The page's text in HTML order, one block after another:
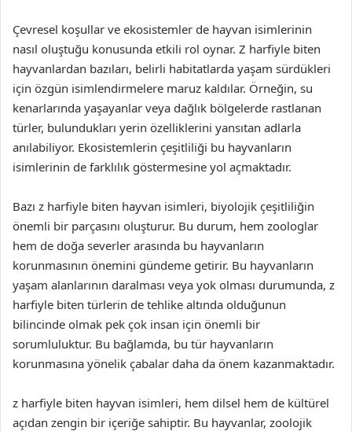
Çevresel koşullar ve ekosistemler de hayvan isimlerinin
nasıl oluştuğu konusunda etkili rol oynar. Z harfiyle biten
hayvanlardan bazıları, belirli habitatlarda yaşam sürdükleri
için özgün isimlendirmelere maruz kaldılar. Örneğin, su
kenarlarında yaşayanlar veya dağlık bölgelerde rastlanan
türler, bulundukları yerin özelliklerini yansıtan adlarla
anılabiliyor. Ekosistemlerin çeşitliliği bu hayvanların
isimlerinin de farklılık göstermesine yol açmaktadır.
Bazı z harfiyle biten hayvan isimleri, biyolojik çeşitliliğin
önemli bir parçasını oluşturur. Bu durum, hem zoologlar
hem de doğa severler arasında bu hayvanların
korunmasının önemini gündeme getirir. Bu hayvanların
yaşam alanlarının daralması veya yok olması durumunda, z
harfiyle biten türlerin de tehlike altında olduğunun
bilincinde olmak pek çok insan için önemli bir
sorumluluktur. Bu bağlamda, bu tür hayvanların
korunmasına yönelik çabalar daha da önem kazanmaktadır.
z harfiyle biten hayvan isimleri, hem dilsel hem de kültürel
açıdan zengin bir içeriğe sahiptir. Bu hayvanlar, zoolojik